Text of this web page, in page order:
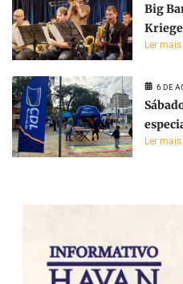
Big
Ler mais
6 DE
Ler mais